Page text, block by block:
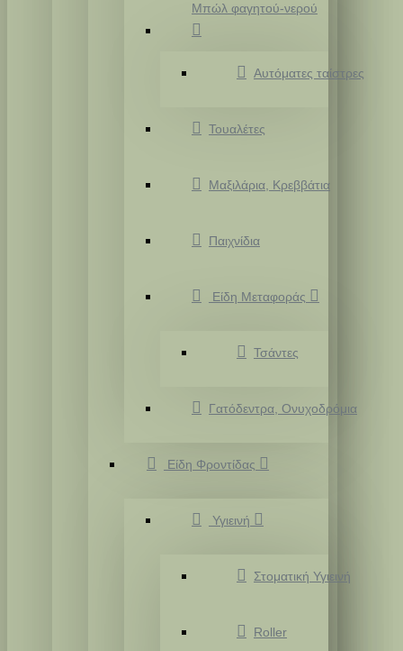
Μπώλ φαγητού-νερού
Αυτόματες ταίστρες
Τουαλέτες
Μαξιλάρια, Κρεββάτια
Παιχνίδια
Είδη Μεταφοράς
Τσάντες
Γατόδεντρα, Ονυχοδρόμια
Είδη Φροντίδας
Υγιεινή
Στοματική Υγιεινή
Roller